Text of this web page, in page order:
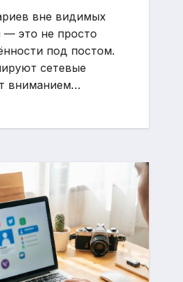
вне видимых
это не просто
под постом.
сетевые
вниманием…